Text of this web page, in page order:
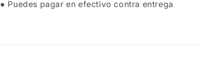
● Puedes pagar en efectivo contra entrega